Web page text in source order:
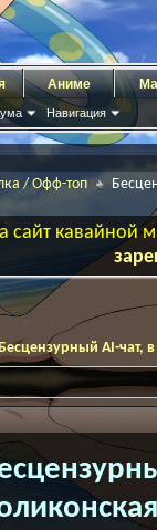
Навигация
Аниме
/ Офф-топ
сайт кавайной
AI-чат,